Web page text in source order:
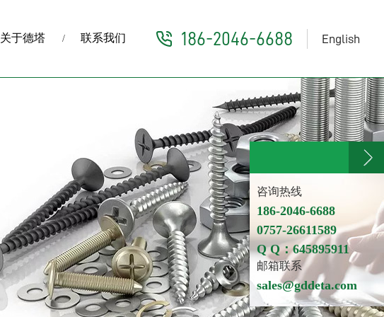
关于德塔 联系我们 186-2046-6688 English
咨询热线
186-2046-6688
0757-26611589
Q Q：645895911
邮箱联系
sales@gddeta.com